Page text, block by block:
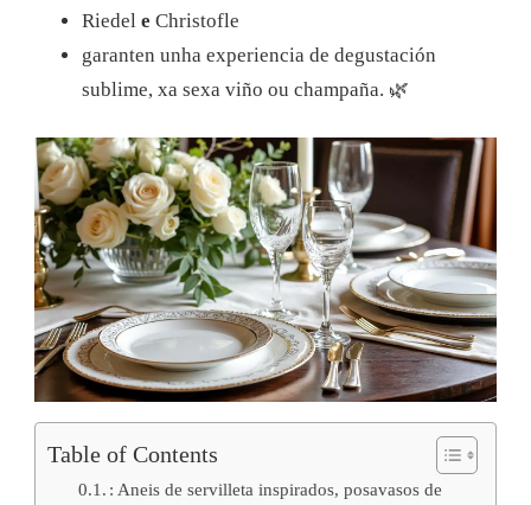
Riedel e Christofle
garanten unha experiencia de degustación
sublime, xa sexa viño ou champaña. 🌿
Table of Contents
: Aneis de servilleta inspirados, posavasos de